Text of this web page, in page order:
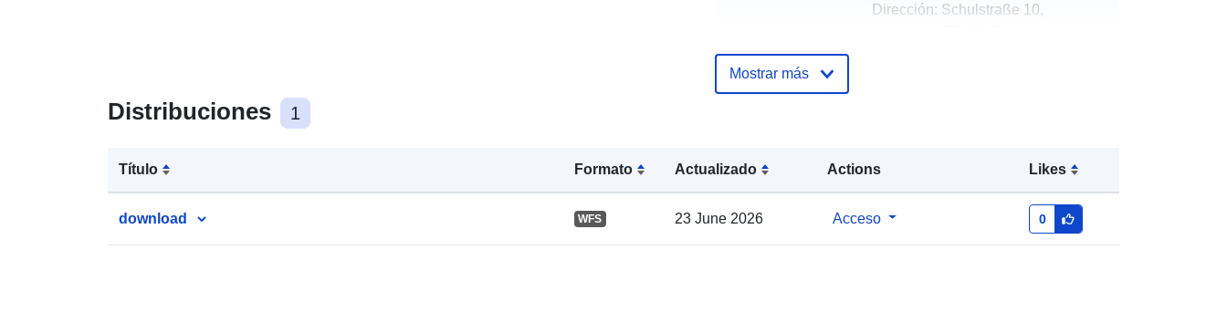
Distribuciones 1
Título Formato Actualizado Actions Likes
download WFS 23 June 2026 Acceso 0
Dirección: Schulstraße 10,
July 2026
Espacial: Coordenadas:
48.8858918 ], [ 10.1016894,
Mostrar más